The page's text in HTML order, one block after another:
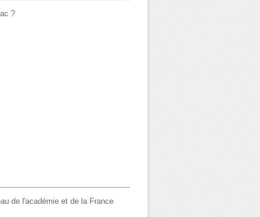
?
de l'académie et de la France